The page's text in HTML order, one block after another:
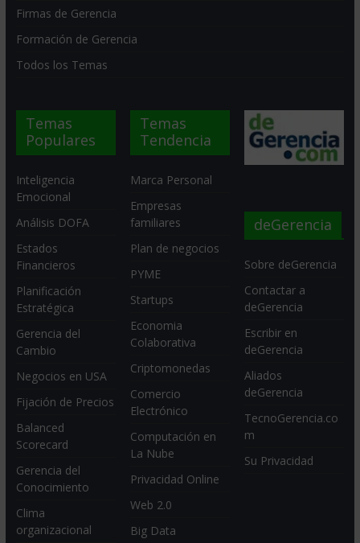
Firmas de Gerencia
Formación de Gerencia
Todos los Temas
Temas
Populares
Inteligencia
Emocional
Análisis DOFA
Estados
Financieros
Planificación
Estratégica
Gerencia del
Cambio
Negocios en USA
Fijación de Precios
Balanced
Scorecard
Gerencia del
Conocimiento
Clima
organizacional
Temas
Tendencia
Marca Personal
Empresas
familiares
Plan de negocios
PYME
Startups
Economia
Colaborativa
Criptomonedas
Comercio
Electrónico
Computación en
La Nube
Privacidad Online
Web 2.0
Big Data
deGerencia
Sobre deGerencia
Contactar a
deGerencia
Escribir en
deGerencia
Aliados
deGerencia
TecnoGerencia.co
m
Su Privacidad